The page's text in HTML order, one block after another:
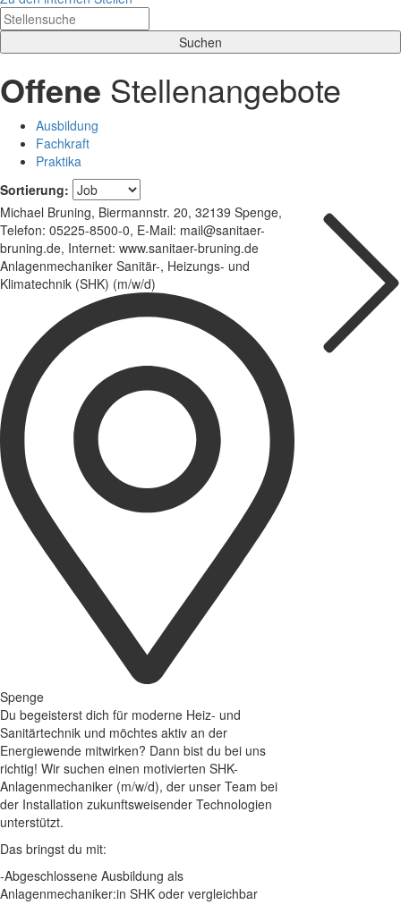
Offene Stellenangebote
Ausbildung
Fachkraft
Praktika
Sortierung:
Michael Bruning, Biermannstr. 20, 32139 Spenge,
Telefon: 05225-8500-0, E-Mail: mail@sanitaer-
bruning.de, Internet: www.sanitaer-bruning.de
Anlagenmechaniker Sanitär-, Heizungs- und
Klimatechnik (SHK) (m/w/d)
Spenge
Du begeisterst dich für moderne Heiz- und
Sanitärtechnik und möchtes aktiv an der
Energiewende mitwirken? Dann bist du bei uns
richtig! Wir suchen einen motivierten SHK-
Anlagenmechaniker (m/w/d), der unser Team bei
der Installation zukunftsweisender Technologien
unterstützt.
Das bringst du mit:
-Abgeschlossene Ausbildung als
Anlagenmechaniker:in SHK oder vergleichbar